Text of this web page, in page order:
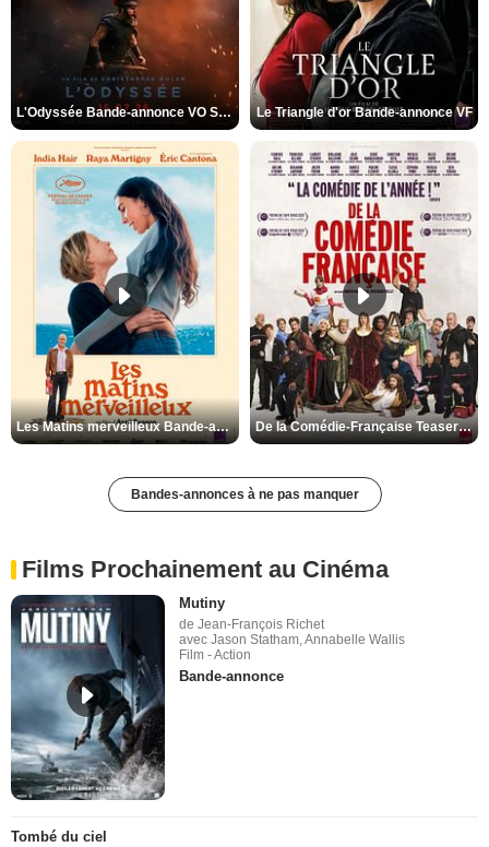
L'Odyssée Bande-annonce VO STFR Le Triangle d'or Bande-annonce VF
Les Matins merveilleux Bande-annonce VF De la Comédie-Française Teaser VF
Bandes-annonces à ne pas manquer
Films Prochainement au Cinéma
Mutiny
de Jean-François Richet
avec Jason Statham, Annabelle Wallis
Film - Action
Bande-annonce
Tombé du ciel